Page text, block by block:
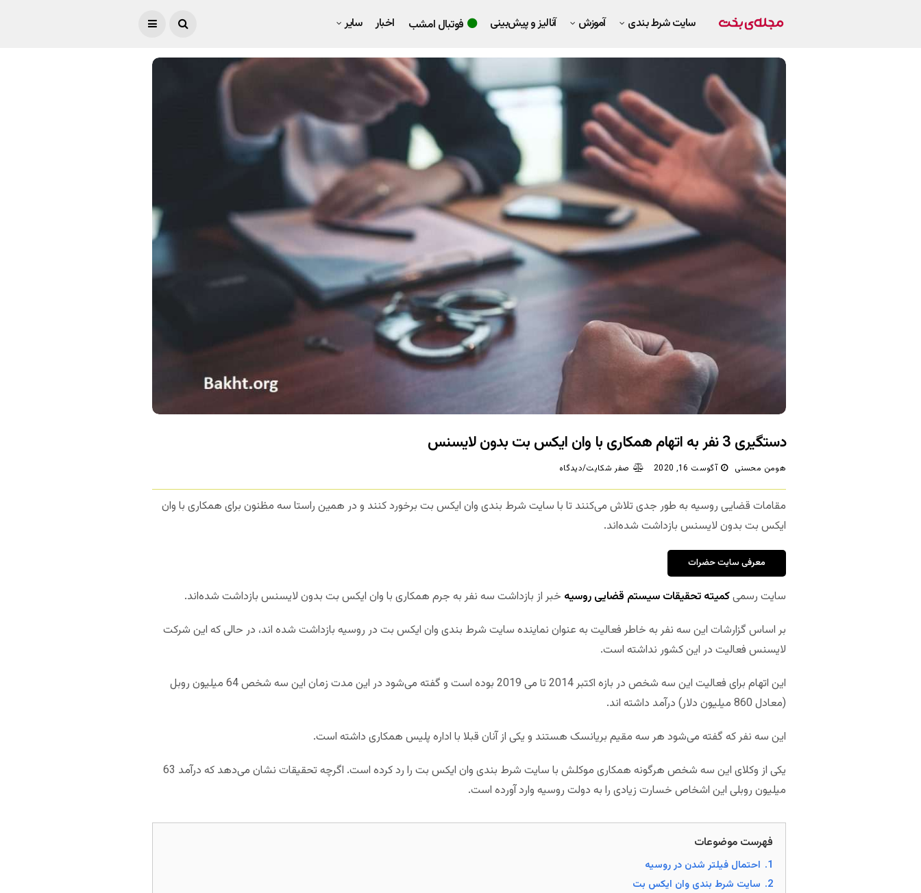
سایت شرط بندی آموزش آنالیز و پیش‌بینی فوتبال امشب اخبار سایر
دستگیری 3 نفر به اتهام همکاری با وان ایکس بت بدون لایسنس
هومن محسنی آگوست 16, 2020 صفر شکایت/دیدگاه
مقامات قضایی روسیه به طور جدی تلاش می‌کنند تا با سایت شرط بندی وان ایکس بت برخورد کنند و در همین راستا سه مظنون برای همکاری با وان
ایکس بت بدون لایسنس بازداشت شده‌اند.
معرفی سایت حضرات
سایت رسمیکمیته تحقیقات سیستم قضایی روسیه خبر از بازداشت سه نفر به جرم همکاری با وان ایکس بت بدون لایسنس بازداشت شده‌اند.
بر اساس گزارشات این سه نفر به خاطر فعالیت به عنوان نماینده سایت شرط بندی وان ایکس بت در روسیه بازداشت شده اند، در حالی که این شرکت
لایسنس فعالیت در این کشور نداشته است.
این اتهام برای فعالیت این سه شخص در بازه اکتبر 2014 تا می 2019 بوده است و گفته می‌شود در این مدت زمان این سه شخص 64 میلیون روبل
(معادل 860 میلیون دلار) درآمد داشته اند.
این سه نفر که گفته می‌شود هر سه مقیم بریانسک هستند و یکی از آنان قبلا با اداره پلیس همکاری داشته است.
یکی از وکلای این سه شخص هرگونه همکاری موکلش با سایت شرط بندی وان ایکس بت را رد کرده است. اگرچه تحقیقات نشان می‌دهد که درآمد 63
میلیون روبلی این اشخاص خسارت زیادی را به دولت روسیه وارد آورده است.
فهرست موضوعات
1. احتمال فیلتر شدن در روسیه
2. سایت شرط بندی وان ایکس بت